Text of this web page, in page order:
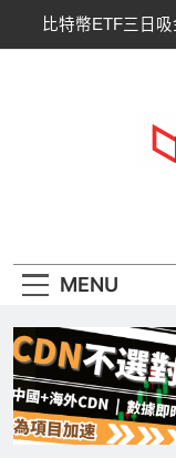
比特幣ETF三日
以太幣區間壓縮
比特幣ETF三日
CLARITY法案最後
MENU